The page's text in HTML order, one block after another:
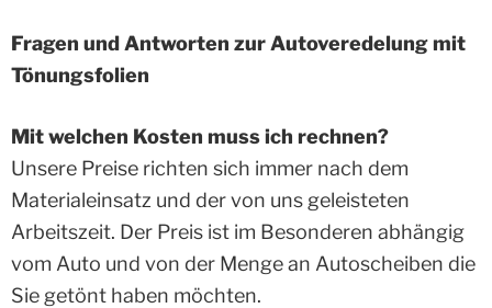
Fragen und Antworten zur Autoveredelung mit
Tönungsfolien
Mit welchen Kosten muss ich rechnen?
Unsere Preise richten sich immer nach dem
Materialeinsatz und der von uns geleisteten
Arbeitszeit. Der Preis ist im Besonderen abhängig
vom Auto und von der Menge an Autoscheiben die
Sie getönt haben möchten.